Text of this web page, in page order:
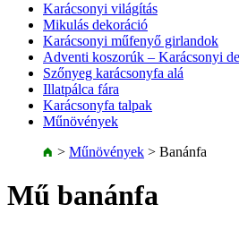
Karácsonyi világítás
Mikulás dekoráció
Karácsonyi műfenyő girlandok
Adventi koszorúk – Karácsonyi
Szőnyeg karácsonyfa alá
Illatpálca fára
Karácsonyfa talpak
Műnövények
> Műnövények > Banánfa
Mű banánfa